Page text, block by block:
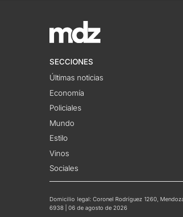
SECCIONES
Últimas noticias
Economía
Policiales
Mundo
Estilo
Vinos
Sociales
Domicilio legal: Coronel Rodríguez 1260,
6938 | 06 de agosto de 2026